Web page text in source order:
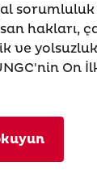
hakları,
ve
On